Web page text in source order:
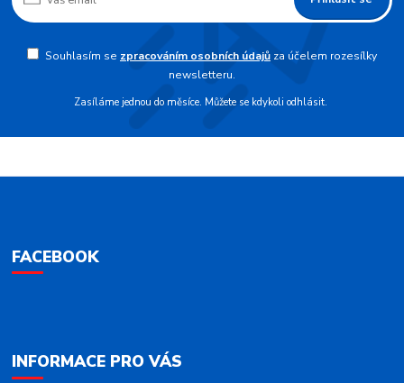
Souhlasím se zpracováním osobních údajůza účelem rozesílky
newsletteru.
Zasíláme jednou do měsíce. Můžete se kdykoli odhlásit.
FACEBOOK
INFORMACE PRO VÁS